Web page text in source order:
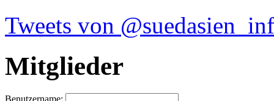
Tweets von
Mitglieder